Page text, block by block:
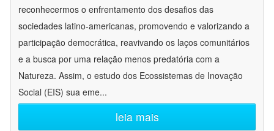
reconhecermos o enfrentamento dos desafios das
sociedades latino-americanas, promovendo e valorizando a
participação democrática, reavivando os laços comunitários
e a busca por uma relação menos predatória com a
Natureza. Assim, o estudo dos Ecossistemas de Inovação
Social (EIS) sua eme...
leia mais